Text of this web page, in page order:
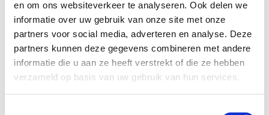
en om ons websiteverkeer te analyseren. Ook delen we
informatie over uw gebruik van onze site met onze
partners voor social media, adverteren en analyse. Deze
partners kunnen deze gegevens combineren met andere
informatie die u aan ze heeft verstrekt of die ze hebben
verzameld op basis van uw gebruik van hun services.
ozonbehandeling.
Onze profs staan binnen enkele uren paraat en zijn
ook binnen een paar uur klaar. Zij komen in kleding
dat zorgt voor de benodigde bescherming, ook
maskers veiligheidsbrillen behoren tot de uitrusting